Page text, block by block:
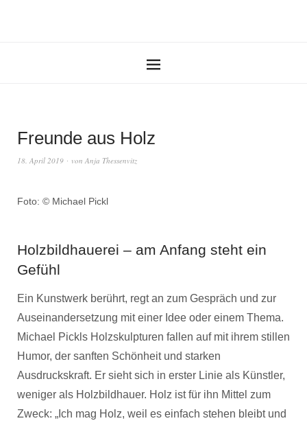
Freunde aus Holz
18. April 2019 von Anja Thessenvitz
Foto: © Michael Pickl
Holzbildhauerei – am Anfang steht ein
Gefühl
Ein Kunstwerk berührt, regt an zum Gespräch und zur
Auseinandersetzung mit einer Idee oder einem Thema.
Michael Pickls Holzskulpturen fallen auf mit ihrem stillen
Humor, der sanften Schönheit und starken
Ausdruckskraft. Er sieht sich in erster Linie als Künstler,
weniger als Holzbildhauer. Holz ist für ihn Mittel zum
Zweck: „Ich mag Holz, weil es einfach stehen bleibt und